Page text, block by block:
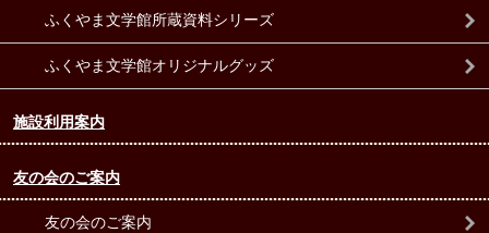
ふくやま文学館所蔵資料シリーズ
ふくやま文学館オリジナルグッズ
施設利用案内
友の会のご案内
友の会のご案内